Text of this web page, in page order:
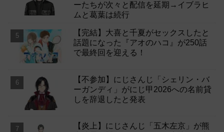
ーたちが次々と配信を延期→イブラヒ
ムと葛葉は続行
【完結】大喜と千夏がセックスしたと
話題になった『アオのハコ』が250話
で最終回を迎える！
【不参加】にじさんじ「シェリン・バ
ーガンディ」がにじ甲2026への名前貸
しを辞退したと発表
【炎上】にじさんじ「五木左京」が熊